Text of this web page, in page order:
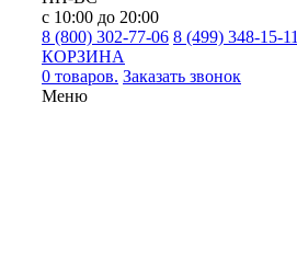
с 10:00 до 20:00
8 (800) 302-77-06 8 (499) 348-15-11
КОРЗИНА
0 товаров. Заказать звонок
Меню